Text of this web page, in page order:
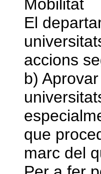
Mobilitat
El
accions
b)
que
marc del